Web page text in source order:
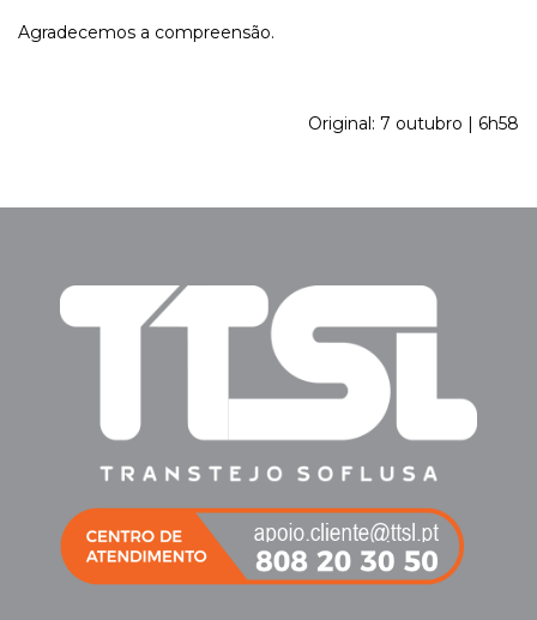
Agradecemos a compreensão.
Original: 7 outubro | 6h58